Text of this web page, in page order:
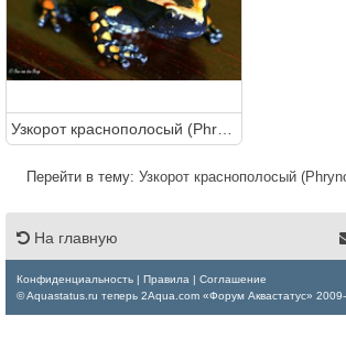
Перейти в тему: Узкорот краснополосый
На главную
Конфиденциальность | Правила | Соглашение
© Aquastatus.ru теперь 2Aqua.com «Форум Аквастатус»